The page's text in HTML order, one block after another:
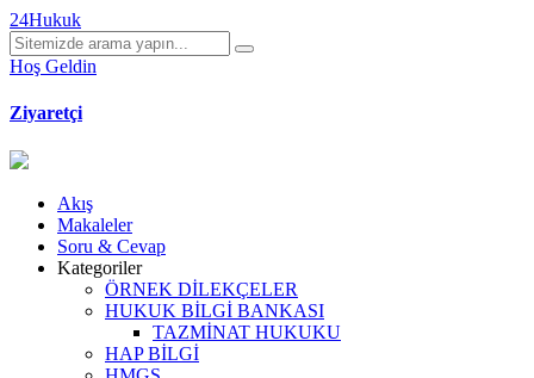
24Hukuk
Hoş Geldin
Ziyaretçi
Akış
Makaleler
Soru & Cevap
Kategoriler
ÖRNEK DİLEKÇELER
HUKUK BİLGİ BANKASI
TAZMİNAT HUKUKU
HAP BİLGİ